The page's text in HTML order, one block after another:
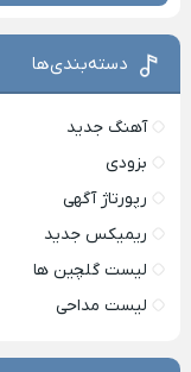
دسته‌بندی‌ها
آهنگ جدید
بزودی
رپورتاژ آگهی
ریمیکس جدید
لیست گلچین ها
لیست مداحی